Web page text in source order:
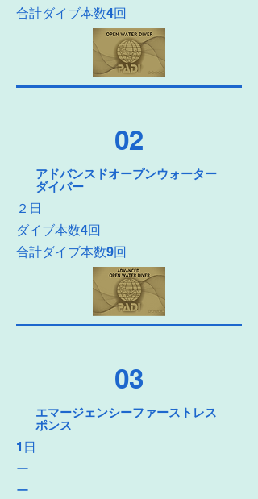
合計ダイブ本数4回
02
アドバンスドオープンウォーター
ダイバー
２日
ダイブ本数4回
合計ダイブ本数9回
03
エマージェンシーファーストレス
ポンス
1日
ー
​ー